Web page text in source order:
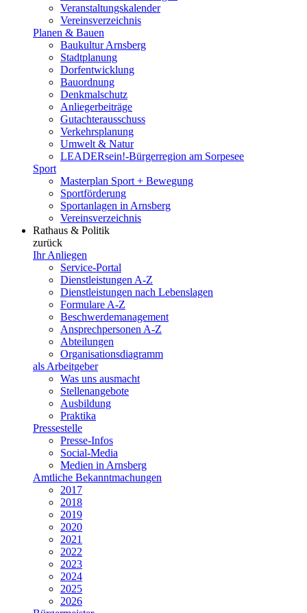
Veranstaltungskalender
Vereinsverzeichnis
Planen & Bauen
Baukultur Arnsberg
Stadtplanung
Dorfentwicklung
Bauordnung
Denkmalschutz
Anliegerbeiträge
Gutachterausschuss
Verkehrsplanung
Umwelt & Natur
LEADERsein!-Bürgerregion am Sorpesee
Sport
Masterplan Sport + Bewegung
Sportförderung
Sportanlagen in Arnsberg
Vereinsverzeichnis
Rathaus & Politik
zurück
Ihr Anliegen
Service-Portal
Dienstleistungen A-Z
Dienstleistungen nach Lebenslagen
Formulare A-Z
Beschwerdemanagement
Ansprechpersonen A-Z
Abteilungen
Organisationsdiagramm
als Arbeitgeber
Was uns ausmacht
Stellenangebote
Ausbildung
Praktika
Pressestelle
Presse-Infos
Social-Media
Medien in Arnsberg
Amtliche Bekanntmachungen
2017
2018
2019
2020
2021
2022
2023
2024
2025
2026